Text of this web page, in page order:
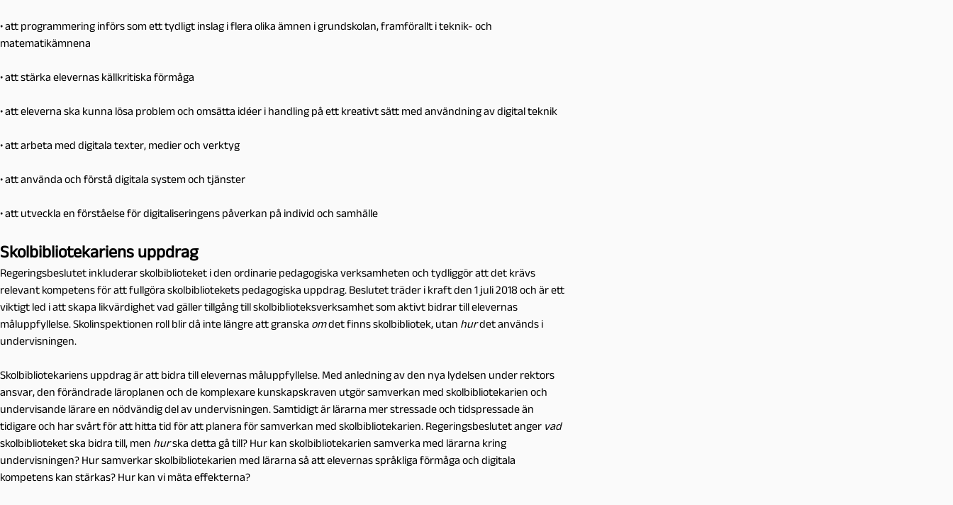
• att programmering införs som ett tydligt inslag i flera olika ämnen i grundskolan, framförallt i teknik- och
matematikämnena
• att stärka elevernas källkritiska förmåga
• att eleverna ska kunna lösa problem och omsätta idéer i handling på ett kreativt sätt med användning av digital teknik
• att arbeta med digitala texter, medier och verktyg
• att använda och förstå digitala system och tjänster
• att utveckla en förståelse för digitaliseringens påverkan på individ och samhälle
Skolbibliotekariens uppdrag
Regeringsbeslutet inkluderar skolbiblioteket i den ordinarie pedagogiska verksamheten och tydliggör att det krävs
relevant kompetens för att fullgöra skolbibliotekets pedagogiska uppdrag. Beslutet träder i kraft den 1 juli 2018 och är ett
viktigt led i att skapa likvärdighet vad gäller tillgång till skolbiblioteksverksamhet som aktivt bidrar till elevernas
måluppfyllelse. Skolinspektionen roll blir då inte längre att granska omdet finns skolbibliotek, utan hurdet används i
undervisningen.
Skolbibliotekariens uppdrag är att bidra till elevernas måluppfyllelse. Med anledning av den nya lydelsen under rektors
ansvar, den förändrade läroplanen och de komplexare kunskapskraven utgör samverkan med skolbibliotekarien och
undervisande lärare en nödvändig del av undervisningen. Samtidigt är lärarna mer stressade och tidspressade än
tidigare och har svårt för att hitta tid för att planera för samverkan med skolbibliotekarien. Regeringsbeslutet anger vad
skolbiblioteket ska bidra till, men hurska detta gå till? Hur kan skolbibliotekarien samverka med lärarna kring
undervisningen? Hur samverkar skolbibliotekarien med lärarna så att elevernas språkliga förmåga och digitala
kompetens kan stärkas? Hur kan vi mäta effekterna?